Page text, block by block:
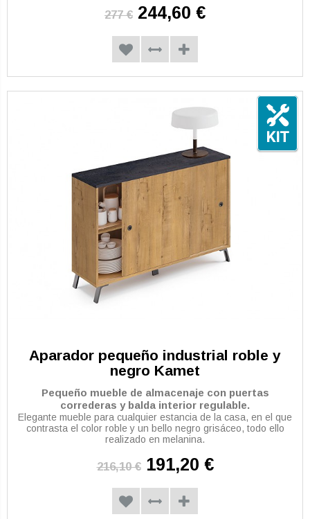
277 € 244,60 €
Aparador pequeño industrial roble y
negro Kamet
Pequeño mueble de almacenaje con puertas
correderas y balda interior regulable.
Elegante mueble para cualquier estancia de la casa, en el que
contrasta el color roble y un bello negro grisáceo, todo ello
realizado en melanina.
216,10 € 191,20 €